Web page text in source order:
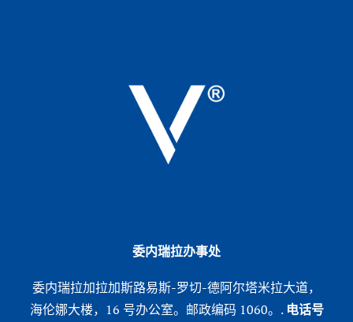
委内瑞拉办事处
委内瑞拉加拉加斯路易斯-罗切-德阿尔塔米拉大道，
海伦娜大楼，16 号办公室。邮政编码 1060。. 电话号